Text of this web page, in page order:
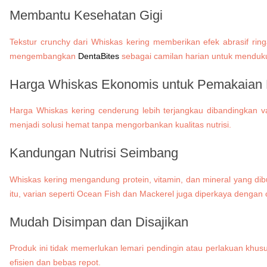
Membantu Kesehatan Gigi
Tekstur crunchy dari Whiskas kering memberikan efek abrasif
mengembangkan DentaBites sebagai camilan harian untuk
Harga Whiskas Ekonomis untuk Pemakaian
Harga Whiskas kering cenderung lebih terjangkau
menjadi solusi hemat tanpa mengorbankan kualitas nutrisi.
Kandungan Nutrisi Seimbang
Whiskas kering mengandung protein, vitamin, dan mineral yang
itu, varian seperti Ocean Fish dan Mackerel juga diperkaya
Mudah Disimpan dan Disajikan
Produk ini tidak memerlukan lemari pendingin atau perlakuan
efisien dan bebas repot.